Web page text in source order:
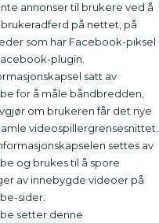
annonser til brukere ved å
på nettet, på
som har Facebook-piksel
plugin.
satt av
for å måle båndbredden,
om brukeren får det nye
videospillergrensesnittet.
settes av
og brukes til å spore
av innebygde videoer på
sider.
setter denne